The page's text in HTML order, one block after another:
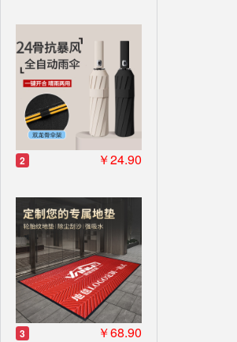
2 ￥24.90
3 ￥68.90